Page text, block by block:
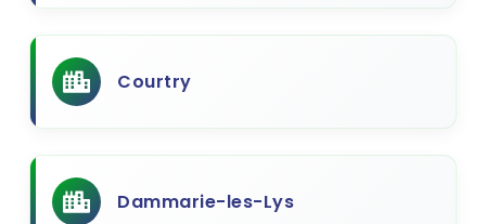
Courtry
Dammarie-les-Lys